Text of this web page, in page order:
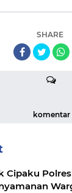
SHARE
komentar
Cipaku